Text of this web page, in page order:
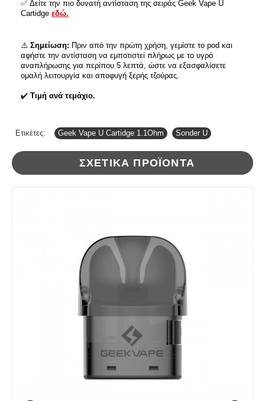
✅ Δείτε την πιο δυνατή αντίσταση της σειράς Geek Vape U
Cartidge εδώ.
⚠️ Σημείωση: Πριν από την πρώτη χρήση, γεμίστε το pod και
αφήστε την αντίσταση να εμποτιστεί πλήρως με το υγρό
αναπλήρωσης για περίπου 5 λεπτά, ώστε να εξασφαλίσετε
ομαλή λειτουργία και αποφυγή ξερής τζούρας.
✔️ Τιμή ανά τεμάχιο.
Ετικέτες: Geek Vape U Cartidge 1.1Ohm Sonder U
ΣΧΕΤΙΚΆ ΠΡΟΪΌΝΤΑ